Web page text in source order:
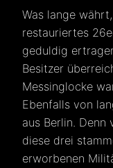
Was lange
restauriertes
geduldig
Besitzer
Messinglocke
Ebenfalls von
aus Berlin.
diese drei
erworbenen